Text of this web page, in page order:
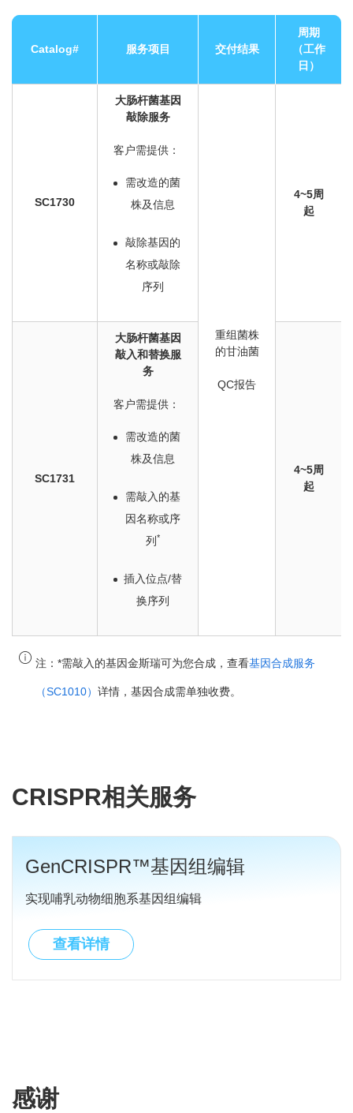
Catalog# 服务项目 交付结果
周期
（工作
日）
SC1730
大肠杆菌基因
敲除服务
客户需提供：
需改造的菌
株及信息
敲除基因的
名称或敲除
序列
重组菌株
的甘油菌
QC报告
4~5周
起
SC1731
大肠杆菌基因
敲入和替换服
务
客户需提供：
需改造的菌
株及信息
需敲入的基
因名称或序
列 *
插入位点/替
换序列
4~5周
起
注： *需敲入的基因金斯瑞可为您合成，查看基因合成服务
（SC1010） 详情，基因合成需单独收费。
CRISPR相关服务
GenCRISPR™基因组编辑
实现哺乳动物细胞系基因组编辑
查看详情
感谢